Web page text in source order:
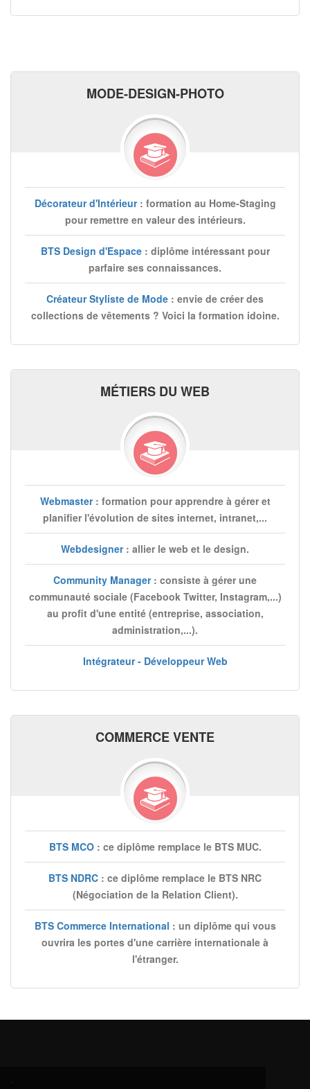
MODE-DESIGN-PHOTO
Décorateur d'Intérieur: formation au Home-Staging
pour remettre en valeur des intérieurs.
BTS Design d'Espace: diplôme intéressant pour
parfaire ses connaissances.
Créateur Styliste de Mode : envie de créer des
collections de vêtements ? Voici la formation idoine.
MÉTIERS DU WEB
Webmaster: formation pour apprendre à gérer et
planifier l'évolution de sites internet, intranet,...
Webdesigner: allier le web et le design.
Community Manager: consiste à gérer une
communauté sociale (Facebook Twitter, Instagram,...)
au profit d'une entité (entreprise, association,
administration,...).
Intégrateur - Développeur Web
COMMERCE VENTE
BTS MCO: ce diplôme remplace le BTS MUC.
BTS NDRC : ce diplôme remplace le BTS NRC
(Négociation de la Relation Client).
BTS Commerce International : un diplôme qui vous
ouvrira les portes d'une carrière internationale à
l'étranger.
.